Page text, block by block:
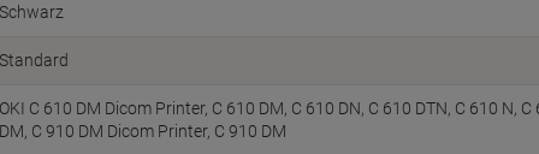
Schwarz
Standard
OKI C 610 DM Dicom Printer, C 610 DM, C 610 DN, C 610 DTN, C 610 N,
DM, C 910 DM Dicom Printer, C 910 DM